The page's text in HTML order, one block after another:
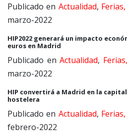
Publicado en Actualidad,
marzo-2022
HIP2022 generará un impacto
euros en Madrid
Publicado enActualidad,
marzo-2022
HIP convertirá a Madrid en la
hostelera
Publicado en Actualidad,
febrero-2022